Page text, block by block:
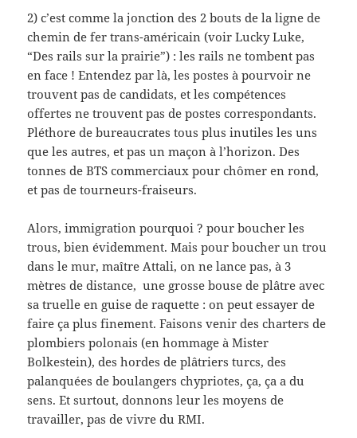
2) c’est comme la jonction des 2 bouts de la ligne de
chemin de fer trans-américain (voir Lucky Luke,
“Des rails sur la prairie”) : les rails ne tombent pas
en face ! Entendez par là, les postes à pourvoir ne
trouvent pas de candidats, et les compétences
offertes ne trouvent pas de postes correspondants.
Pléthore de bureaucrates tous plus inutiles les uns
que les autres, et pas un maçon à l’horizon. Des
tonnes de BTS commerciaux pour chômer en rond,
et pas de tourneurs-fraiseurs.
Alors, immigration pourquoi ? pour boucher les
trous, bien évidemment. Mais pour boucher un trou
dans le mur, maître Attali, on ne lance pas, à 3
mètres de distance, une grosse bouse de plâtre avec
sa truelle en guise de raquette : on peut essayer de
faire ça plus finement. Faisons venir des charters de
plombiers polonais (en hommage à Mister
Bolkestein), des hordes de plâtriers turcs, des
palanquées de boulangers chypriotes, ça, ça a du
sens. Et surtout, donnons leur les moyens de
travailler, pas de vivre du RMI.